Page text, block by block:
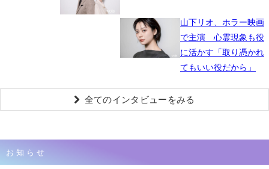
山下リオ、ホラー映画
で主演 心霊現象も役
に活かす「取り憑かれ
てもいい役だから」
全てのインタビューをみる
お知らせ